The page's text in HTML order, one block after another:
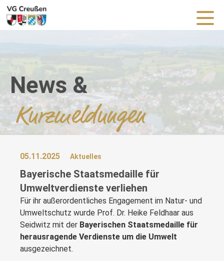
News &
Kurzmeldungen
05.11.2025 Aktuelles
Bayerische Staatsmedaille für
Umweltverdienste verliehen
Für ihr außerordentliches Engagement im Natur- und
Umweltschutz wurde Prof. Dr. Heike Feldhaar aus
Seidwitz mit der Bayerischen Staatsmedaille für
herausragende Verdienste um die Umwelt
ausgezeichnet.